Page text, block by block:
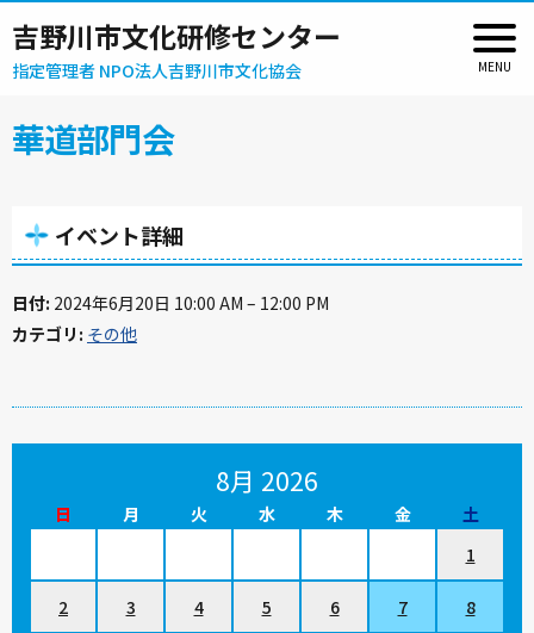
吉野川市文化研修センター
指定管理者 NPO法人吉野川市文化協会
華道部門会
イベント詳細
日付: 2024年6月20日 10:00 AM – 12:00 PM
カテゴリ: その他
8月 2026
日 月 火 水 木 金
土
1
2 3 4 5 6 7 8